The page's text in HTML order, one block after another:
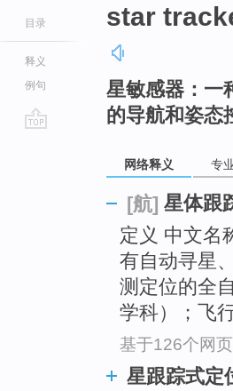
目录
释义
例句
star
星敏感器：一
的导航和姿态
网络释义 专
[航] 星体跟
定义 中文名
有自动寻星
测定位的全
学科）；飞
基于126个网页
星跟踪式定